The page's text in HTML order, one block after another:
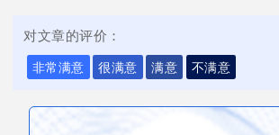
对文章的评价：
非常满意 很满意 满意 不满意